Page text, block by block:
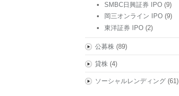
SMBC日興証券 IPO (9)
岡三オンライン IPO (9)
東洋証券 IPO (2)
公募株(89)
貸株(4)
ソーシャルレンディング(61)